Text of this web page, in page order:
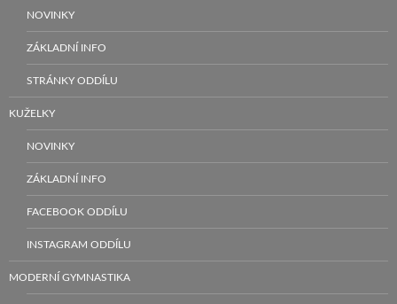
NOVINKY
ZÁKLADNÍ INFO
STRÁNKY ODDÍLU
KUŽELKY
NOVINKY
ZÁKLADNÍ INFO
FACEBOOK ODDÍLU
INSTAGRAM ODDÍLU
MODERNÍ GYMNASTIKA